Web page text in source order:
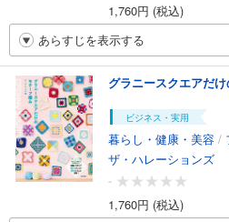
1,760円 (税込)
あらすじを表示する
グラニースクエアだ
ビジネス・実用
暮らし・健康・美容 /
ザ・ハレーションズ
-
1,760円 (税込)